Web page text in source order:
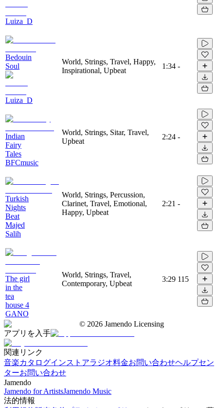
Luiza_D
Bedouin
Soul
Luiza_D
World, Strings, Travel, Happy,
Inspirational, Upbeat
1:34 -
Indian
Fairy
Tales
BFCmusic
World, Strings, Sitar, Travel,
Upbeat
2:24 -
Turkish
Nights
Beat
Majed
Salih
World, Strings, Percussion,
Clarinet, Travel, Emotional,
Happy, Upbeat
2:21 -
The girl
in the
tea
house 4
GANO
World, Strings, Travel,
Contemporary, Upbeat
3:29 115
© 2026 Jamendo Licensing
アプリを入手
関連リンク
音楽カタログインストアラジオ料金お問い合わせヘルプセン
ターお問い合わせ
Jamendo
Jamendo for ArtistsJamendo Music
法的情報